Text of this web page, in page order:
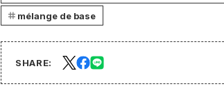
mélange de base
SHARE: